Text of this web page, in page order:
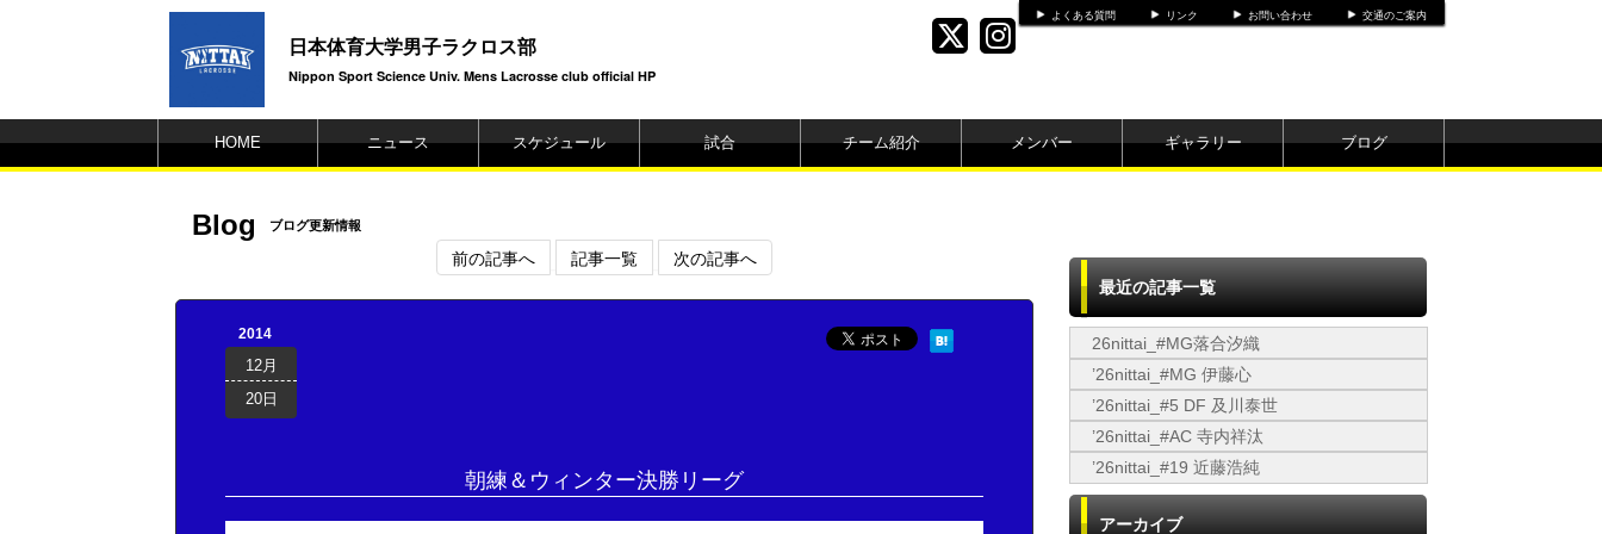
よくある質問 リンク お問い合わせ 交通のご案内
日本体育大学男子ラクロス部
Nippon Sport Science Univ. Mens Lacrosse club official HP
HOME ニュース スケジュール 試合 チーム紹介 メンバー ギャラリー ブログ
Blog ブログ更新情報
前の記事へ 記事一覧 次の記事へ
2014
12月
20日
朝練＆ウィンター決勝リーグ
最近の記事一覧
26nittai_#MG落合汐織
’26nittai_#MG 伊藤心
’26nittai_#5 DF 及川泰世
’26nittai_#AC 寺内祥汰
’26nittai_#19 近藤浩純
アーカイブ